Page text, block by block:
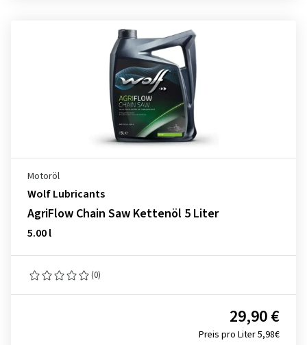
Motoröl
Wolf Lubricants
AgriFlow Chain Saw Kettenöl 5 Liter
5.00 l
(0)
Preis pro Liter 5,98€
29,90 €